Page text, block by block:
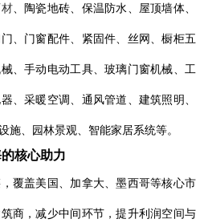
、陶瓷地砖、保温防水、屋顶墙体、
、门窗配件、紧固件、丝网、橱柜五
、手动电动工具、玻璃门窗机械、工
、采暖空调、通风管道、建筑照明、
施、园林景观、智能家居系统等。
核心助力
覆盖美国、加拿大、墨西哥等核心市
商，减少中间环节，提升利润空间与